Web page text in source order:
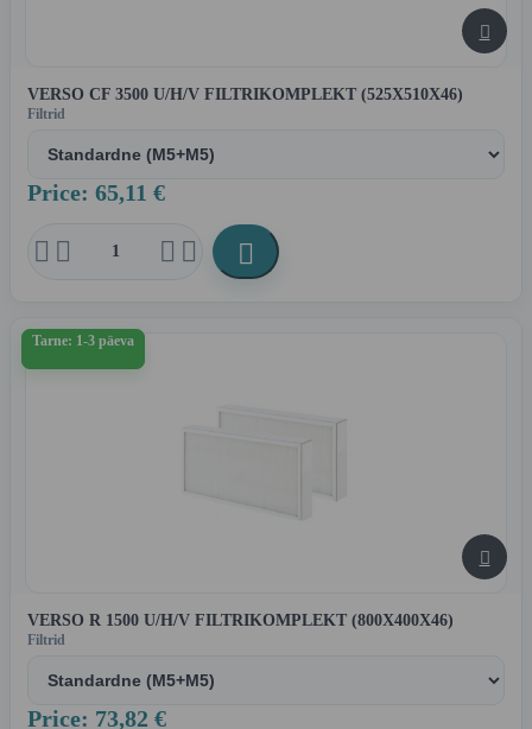

VERSO CF 3500 U/H/V FILTRIKOMPLEKT (525X510X46)
Filtrid
Price: 65,11 €
    
Tarne: 1-3 päeva

VERSO R 1500 U/H/V FILTRIKOMPLEKT (800X400X46)
Filtrid
Price: 73,82 €